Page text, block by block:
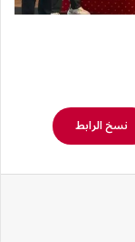
نسخ الرابط